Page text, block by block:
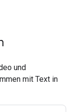
und
mit Text in